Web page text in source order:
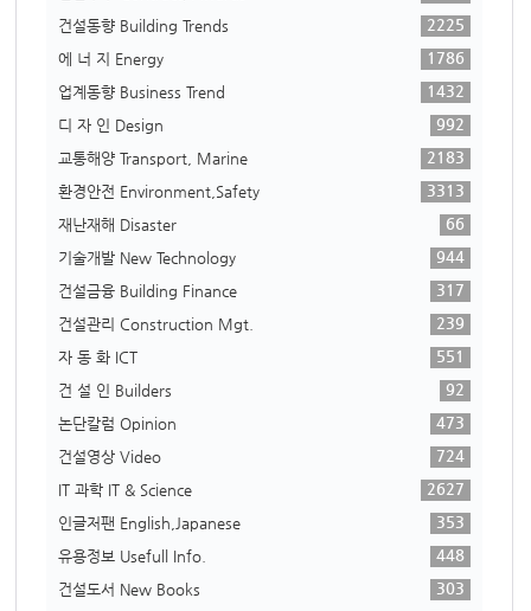
건설동향 Building Trends
2225
에 너 지 Energy
1786
업계동향 Business Trend
1432
디 자 인 Design
992
교통해양 Transport, Marine
2183
환경안전 Environment,Safety
3313
재난재해 Disaster
66
기술개발 New Technology
944
건설금융 Building Finance
317
건설관리 Construction Mgt.
239
자 동 화 ICT
551
건 설 인 Builders
92
논단칼럼 Opinion
473
건설영상 Video
724
IT 과학 IT & Science
2627
인글저팬 English,Japanese
353
유용정보 Usefull Info.
448
건설도서 New Books
303